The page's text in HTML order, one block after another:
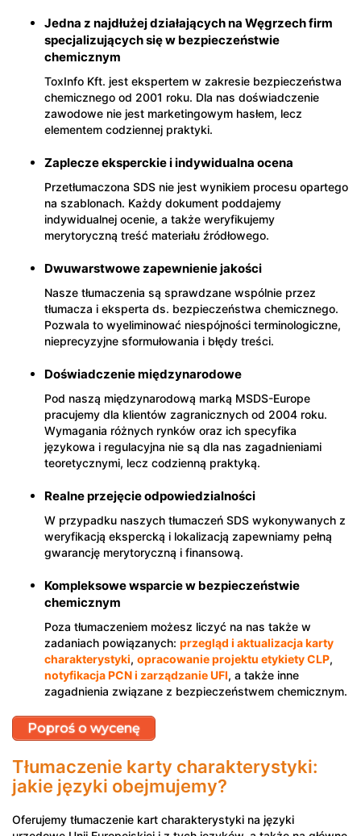
Jedna z najdłużej działających na Węgrzech firm
specjalizujących się w bezpieczeństwie
chemicznym
ToxInfo Kft. jest ekspertem w zakresie bezpieczeństwa
chemicznego od 2001 roku. Dla nas doświadczenie
zawodowe nie jest marketingowym hasłem, lecz
elementem codziennej praktyki.
Zaplecze eksperckie i indywidualna ocena
Przetłumaczona SDS nie jest wynikiem procesu opartego
na szablonach. Każdy dokument poddajemy
indywidualnej ocenie, a także weryfikujemy
merytoryczną treść materiału źródłowego.
Dwuwarstwowe zapewnienie jakości
Nasze tłumaczenia są sprawdzane wspólnie przez
tłumacza i eksperta ds. bezpieczeństwa chemicznego.
Pozwala to wyeliminować niespójności terminologiczne,
nieprecyzyjne sformułowania i błędy treści.
Doświadczenie międzynarodowe
Pod naszą międzynarodową marką MSDS-Europe
pracujemy dla klientów zagranicznych od 2004 roku.
Wymagania różnych rynków oraz ich specyfika
językowa i regulacyjna nie są dla nas zagadnieniami
teoretycznymi, lecz codzienną praktyką.
Realne przejęcie odpowiedzialności
W przypadku naszych tłumaczeń SDS wykonywanych z
weryfikacją ekspercką i lokalizacją zapewniamy pełną
gwarancję merytoryczną i finansową.
Kompleksowe wsparcie w bezpieczeństwie
chemicznym
Poza tłumaczeniem możesz liczyć na nas także w
zadaniach powiązanych: przegląd i aktualizacja karty
charakterystyki, opracowanie projektu etykiety CLP,
notyfikacja PCN i zarządzanie UFI, a także inne
zagadnienia związane z bezpieczeństwem chemicznym.
Poproś o wycenę
Tłumaczenie karty charakterystyki:
jakie języki obejmujemy?
Oferujemy tłumaczenie kart charakterystyki na języki